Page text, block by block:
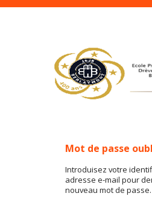
Mot de passe
Introduisez votre
adresse e-mail pour
nouveau mot de passe.